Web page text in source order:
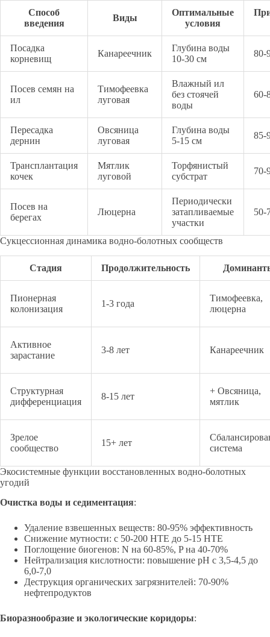
Способ
введения
Виды
Оптимальные
условия
Посадка
корневищ
Канареечник
Глубина воды
10-30 см
80-
Посев семян на
ил
Тимофеевка
луговая
Влажный ил
без стоячей
воды
60-
Пересадка
дернин
Овсяница
луговая
Глубина воды
5-15 см
85-
Трансплантация
кочек
Мятлик
луговой
Торфянистый
субстрат
70-
Посев на
берегах
Люцерна
Периодически
затапливаемые
участки
50-
Сукцессионная динамика водно-болотных сообществ
Стадия Продолжительность
Пионерная
колонизация
1-3 года
Тимофеевка,
люцерна
Активное
зарастание
3-8 лет Канареечник
Структурная
дифференциация
8-15 лет
+ Овсяница,
мятлик
Зрелое
сообщество
15+ лет
система
Экосистемные функции восстановленных водно-болотных
угодий
Очистка воды и седиментация:
Удаление взвешенных веществ: 80-95% эффективность
Снижение мутности: с 50-200 НТЕ до 5-15 НТЕ
Поглощение биогенов: N на 60-85%, P на 40-70%
Нейтрализация кислотности: повышение pH с 3,5-4,5 до
6,0-7,0
Деструкция органических загрязнителей: 70-90%
нефтепродуктов
Биоразнообразие и экологические коридоры: